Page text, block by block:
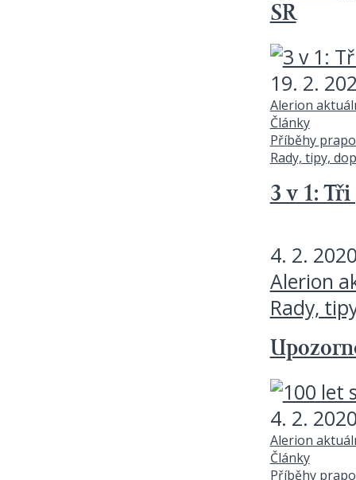
SR
19. 2.
Alerion
Články
Příběhy
Rady, tipy,
3 v 1:
4. 2.
Alerion
Rady,
4. 2.
Alerion
Články
Příběhy